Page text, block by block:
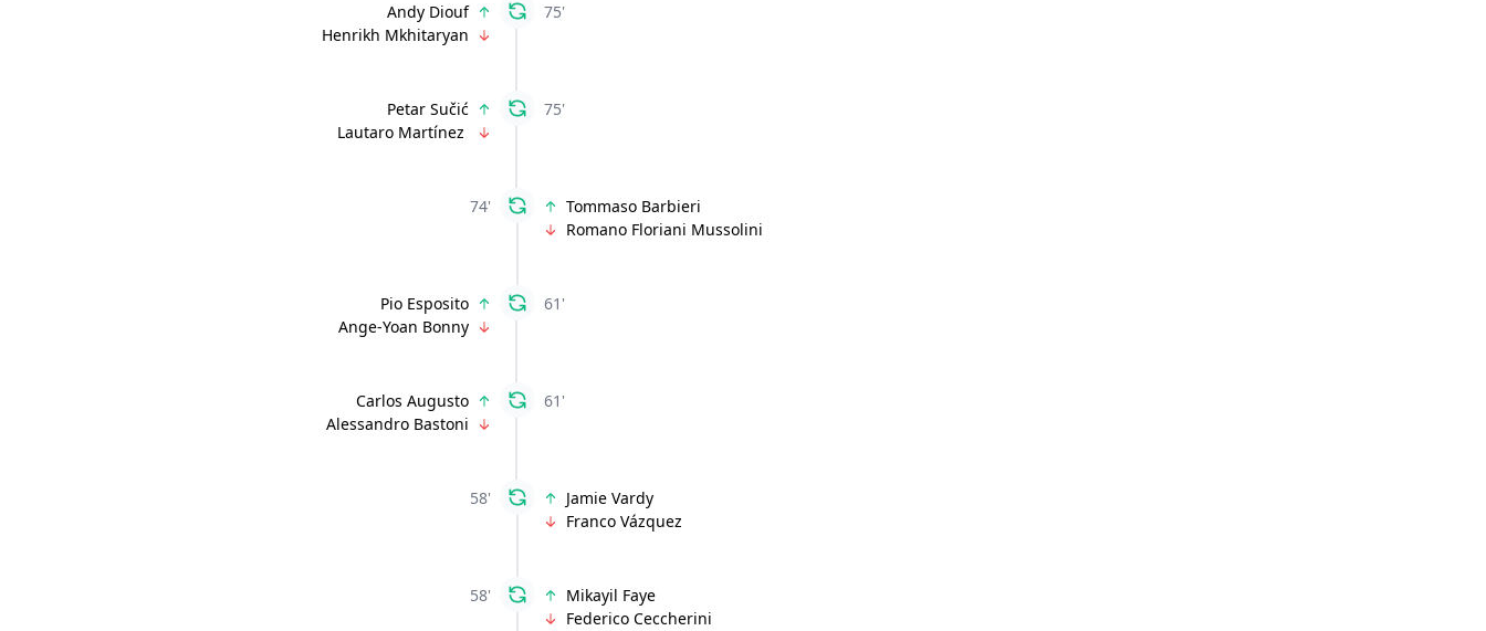
75'
Andy Diouf
Henrikh Mkhitaryan
75'
Petar Sučić
Lautaro Martínez
74'
Tommaso Barbieri
Romano Floriani Mussolini
61'
Pio Esposito
Ange-Yoan Bonny
61'
Carlos Augusto
Alessandro Bastoni
58'
Jamie Vardy
Franco Vázquez
58'
Mikayil Faye
Federico Ceccherini